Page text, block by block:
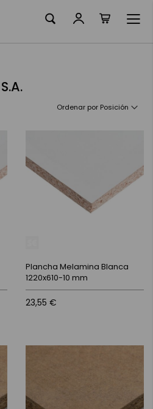
Ordenar por
Plancha Melamina Blanca
1220x610-10 mm
23,55 €